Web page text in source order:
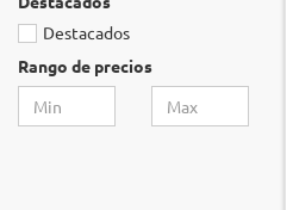
Destacados
Rango de precios